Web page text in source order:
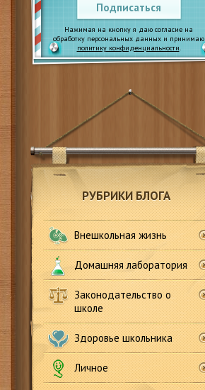
Подписаться
Нажимая на кнопку я даю согласие на
обработку персональных данных и принимаю
политику конфиденциальности.
РУБРИКИ БЛОГА
Внешкольная жизнь
Домашняя лаборатория
Законодательство о
школе
Здоровье школьника
Личное